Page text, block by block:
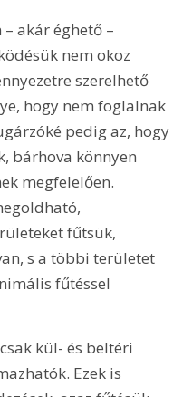
akár éghető –
nem okoz
szerelhető
hogy nem foglalnak
pedig az, hogy
bárhova könnyen
megfelelően.
fűtsük,
s a többi területet
fűtéssel
kül- és beltéri
Ezek is